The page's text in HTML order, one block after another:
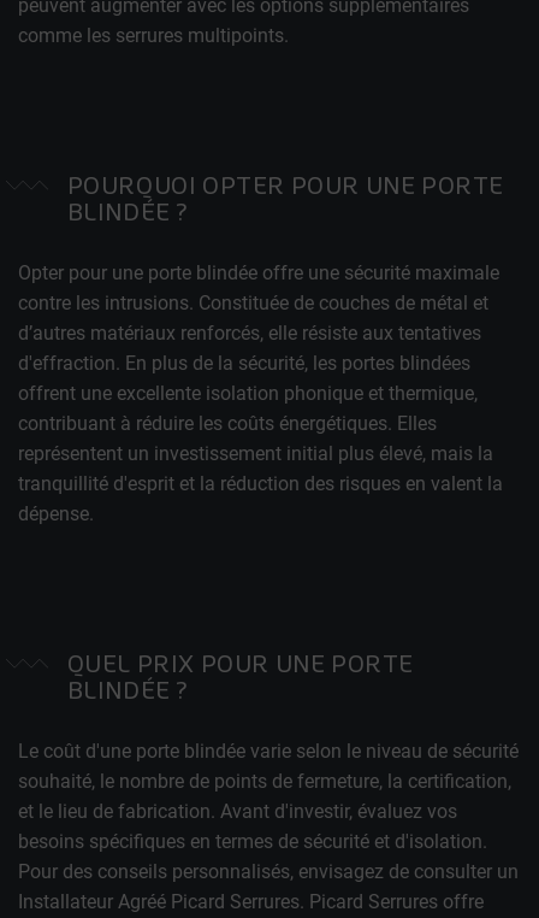
peuvent augmenter avec les options supplémentaires
comme les serrures multipoints.
POURQUOI OPTER POUR UNE PORTE
BLINDÉE ?
Opter pour une porte blindée offre une sécurité maximale
contre les intrusions. Constituée de couches de métal et
d’autres matériaux renforcés, elle résiste aux tentatives
d'effraction. En plus de la sécurité, les portes blindées
offrent une excellente isolation phonique et thermique,
contribuant à réduire les coûts énergétiques. Elles
représentent un investissement initial plus élevé, mais la
tranquillité d'esprit et la réduction des risques en valent la
dépense.
QUEL PRIX POUR UNE PORTE
BLINDÉE ?
Le coût d'une porte blindée varie selon le niveau de sécurité
souhaité, le nombre de points de fermeture, la certification,
et le lieu de fabrication. Avant d'investir, évaluez vos
besoins spécifiques en termes de sécurité et d'isolation.
Pour des conseils personnalisés, envisagez de consulter un
Installateur Agréé Picard Serrures. Picard Serrures offre